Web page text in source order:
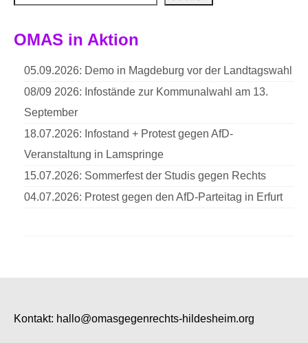
OMAS in Aktion
05.09.2026: Demo in Magdeburg vor der Landtagswahl
08/09 2026: Infostände zur Kommunalwahl am 13.
September
18.07.2026: Infostand + Protest gegen AfD-
Veranstaltung in Lamspringe
15.07.2026: Sommerfest der Studis gegen Rechts
04.07.2026: Protest gegen den AfD-Parteitag in Erfurt
Kontakt: hallo@omasgegenrechts-hildesheim.org